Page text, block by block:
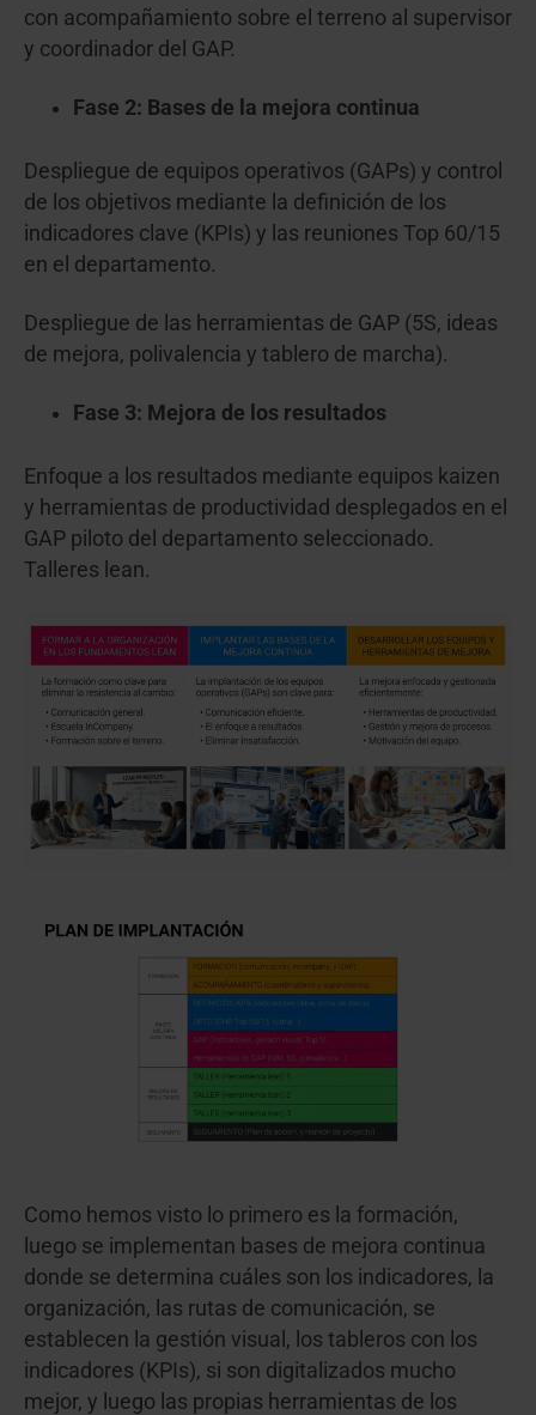
con acompañamiento sobre el terreno al supervisor
y coordinador del GAP.
Fase 2: Bases de la mejora continua
Despliegue de equipos operativos (GAPs) y control
de los objetivos mediante la definición de los
indicadores clave (KPIs) y las reuniones Top 60/15
en el departamento.
Despliegue de las herramientas de GAP (5S, ideas
de mejora, polivalencia y tablero de marcha).
Fase 3: Mejora de los resultados
Enfoque a los resultados mediante equipos kaizen
y herramientas de productividad desplegados en el
GAP piloto del departamento seleccionado.
Talleres lean.
Como hemos visto lo primero es la formación,
luego se implementan bases de mejora continua
donde se determina cuáles son los indicadores, la
organización, las rutas de comunicación, se
establecen la gestión visual, los tableros con los
indicadores (KPIs), si son digitalizados mucho
mejor, y luego las propias herramientas de los